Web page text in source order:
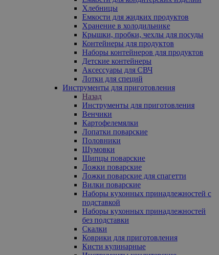
Хлебницы
Емкости для жидких продуктов
Хранение в холодильнике
Крышки, пробки, чехлы для посуды
Контейнеры для продуктов
Наборы контейнеров для продуктов
Детские контейнеры
Аксессуары для СВЧ
Лотки для специй
Инструменты для приготовления
Назад
Инструменты для приготовления
Венчики
Картофелемялки
Лопатки поварские
Половники
Шумовки
Щипцы поварские
Ложки поварские
Ложки поварские для спагетти
Вилки поварские
Наборы кухонных принадлежностей с
подставкой
Наборы кухонных принадлежностей
без подставки
Скалки
Коврики для приготовления
Кисти кулинарные